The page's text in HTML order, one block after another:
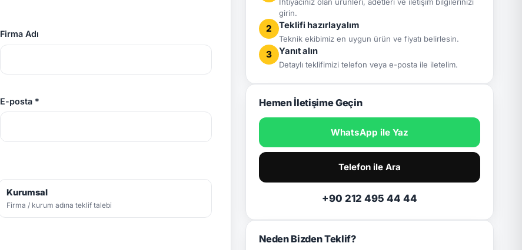
Firma Adı
E-posta *
Kurumsal
Firma / kurum adına teklif talebi
İhtiyacınız olan ürünleri, adetleri ve iletişim bilgilerinizi
girin.
2 Teklifi hazırlayalım
Teknik ekibimiz en uygun ürün ve fiyatı belirlesin.
3 Yanıt alın
Detaylı teklifimizi telefon veya e-posta ile iletelim.
Hemen İletişime Geçin
WhatsApp ile Yaz
Telefon ile Ara
+90 212 495 44 44
Neden Bizden Teklif?